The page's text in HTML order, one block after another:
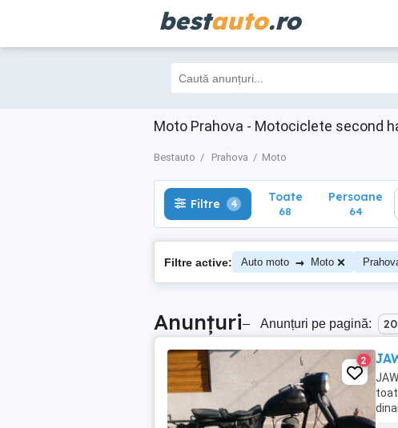
bestauto.ro
Moto Prahova - Motociclete second
Bestauto Prahova Moto
Filtre 4 Toate
68
Filtre 4 Toate
68
Persoane
64
Filtre active: Auto moto → Moto
Anunțuri– Anunțuri pe pagină: 20
2